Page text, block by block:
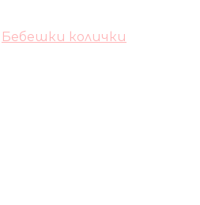
Бебешки колички